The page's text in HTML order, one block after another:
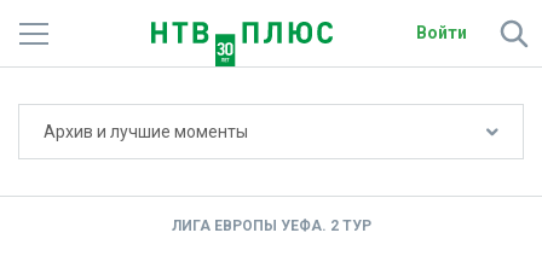
Войти
Архив и лучшие моменты
ЛИГА ЕВРОПЫ УЕФА. 2 ТУР